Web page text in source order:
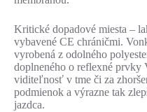
Kritické dopadové miesta –
vybavené CE chráničmi.
vyrobená z odolného
doplneného o reflexné prvky
viditeľnosť v tme či za
podmienok a výrazne tak
jazdca.